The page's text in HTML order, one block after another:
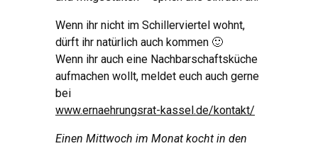
Wenn ihr nicht im Schillerviertel wohnt,
dürft ihr natürlich auch kommen 🙂
Wenn ihr auch eine Nachbarschaftsküche
aufmachen wollt, meldet euch auch gerne
bei
www.ernaehrungsrat-kassel.de/kontakt/
Einen Mittwoch im Monat kocht in den